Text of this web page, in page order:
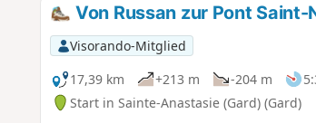
Von Russan zur Pont
Visorando-Mitglied
17,39 km
+213 m -204 m
Start in Sainte-Anastasie (Gard) (Gard)